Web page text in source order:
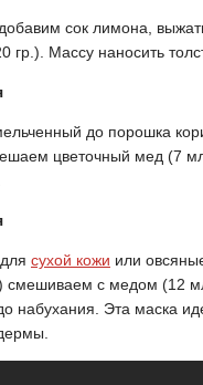
сок лимона,
гр.). Массу наносить
до порошка
цветочный мед (7
сухой кожи или
смешиваем с медом (12
набухания. Эта маска